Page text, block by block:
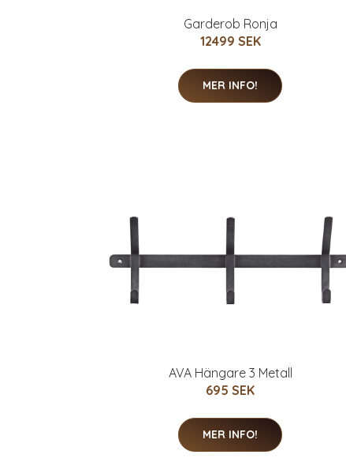
Garderob Ronja
12499 SEK
MER INFO!
AVA Hängare 3 Metall
695 SEK
MER INFO!